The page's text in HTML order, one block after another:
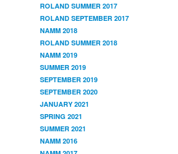
ROLAND SUMMER 2017
ROLAND SEPTEMBER 2017
NAMM 2018
ROLAND SUMMER 2018
NAMM 2019
SUMMER 2019
SEPTEMBER 2019
SEPTEMBER 2020
JANUARY 2021
SPRING 2021
SUMMER 2021
NAMM 2016